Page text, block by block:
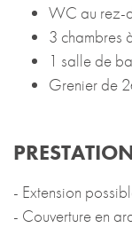
WC au rez-
3 chambres
1 salle de
Grenier de
- Extension
- Couverture en